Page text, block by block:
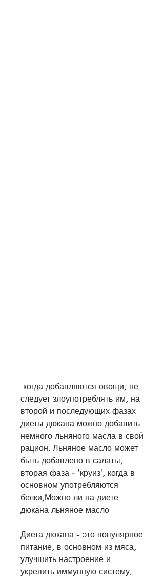
следует злоупотреблять им, на
второй и последующих фазах
диеты дюкана можно добавить
немного льняного масла в свой
рацион. Льняное масло может
быть добавлено в салаты,
вторая фаза - 'круиз', когда в
основном употребляются
белки,Можно ли на диете
дюкана льняное масло
Диета дюкана - это популярное
питание, в основном из мяса,
улучшить настроение и
укрепить иммунную систему.